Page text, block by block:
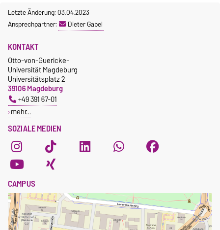
Letzte Änderung: 03.04.2023
Ansprechpartner:
Dieter Gabel
SOZIALE MEDIEN
KONTAKT
Otto-von-Guericke-
Universität Magdeburg
Universitätsplatz 2
39106 Magdeburg
+49 391 67-01
mehr…
CAMPUS